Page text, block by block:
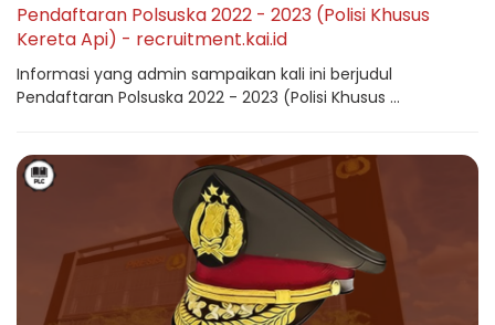
Pendaftaran Polsuska 2022 - 2023 (Polisi Khusus
Kereta Api) - recruitment.kai.id
Informasi yang admin sampaikan kali ini berjudul
Pendaftaran Polsuska 2022 - 2023 (Polisi Khusus ...